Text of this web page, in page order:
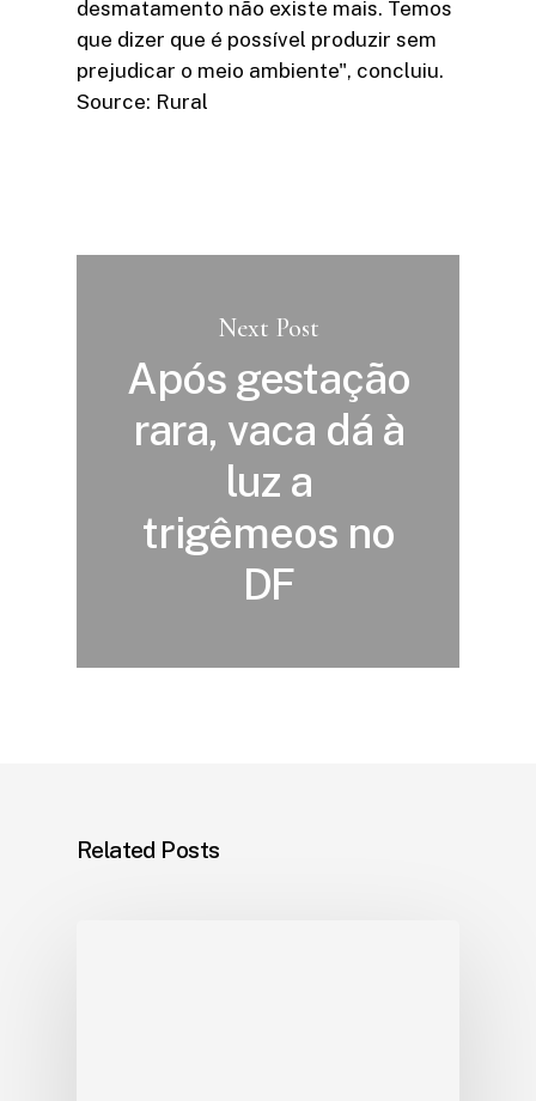
desmatamento não existe mais. Temos
que dizer que é possível produzir sem
prejudicar o meio ambiente", concluiu.
Source: Rural
Next Post
Após gestação
rara, vaca dá à
luz a
trigêmeos no
DF
Related Posts